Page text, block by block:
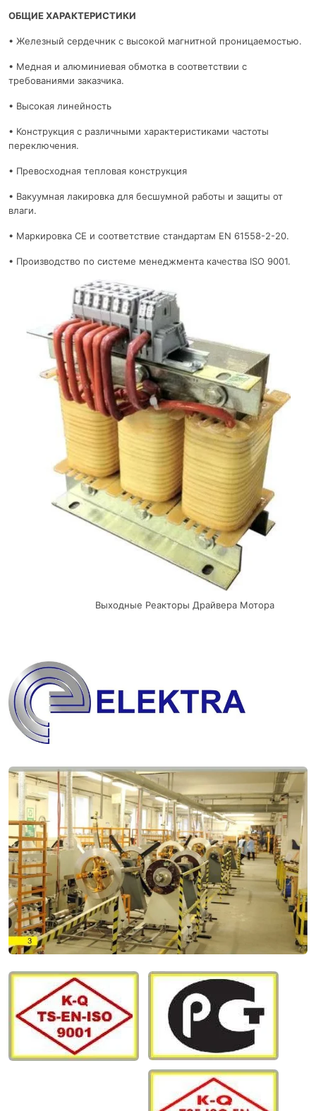
ОБЩИЕ ХАРАКТЕРИСТИКИ
• Железный сердечник с высокой магнитной проницаемостью.
• Медная и алюминиевая обмотка в соответствии с
требованиями заказчика.
• Высокая линейность
• Конструкция с различными характеристиками частоты
переключения.
• Превосходная тепловая конструкция
• Вакуумная лакировка для бесшумной работы и защиты от
влаги.
• Маркировка CE и соответствие стандартам EN 61558-2-20.
• Производство по системе менеджмента качества ISO 9001.
Выходные Реакторы Драйвера Мотора